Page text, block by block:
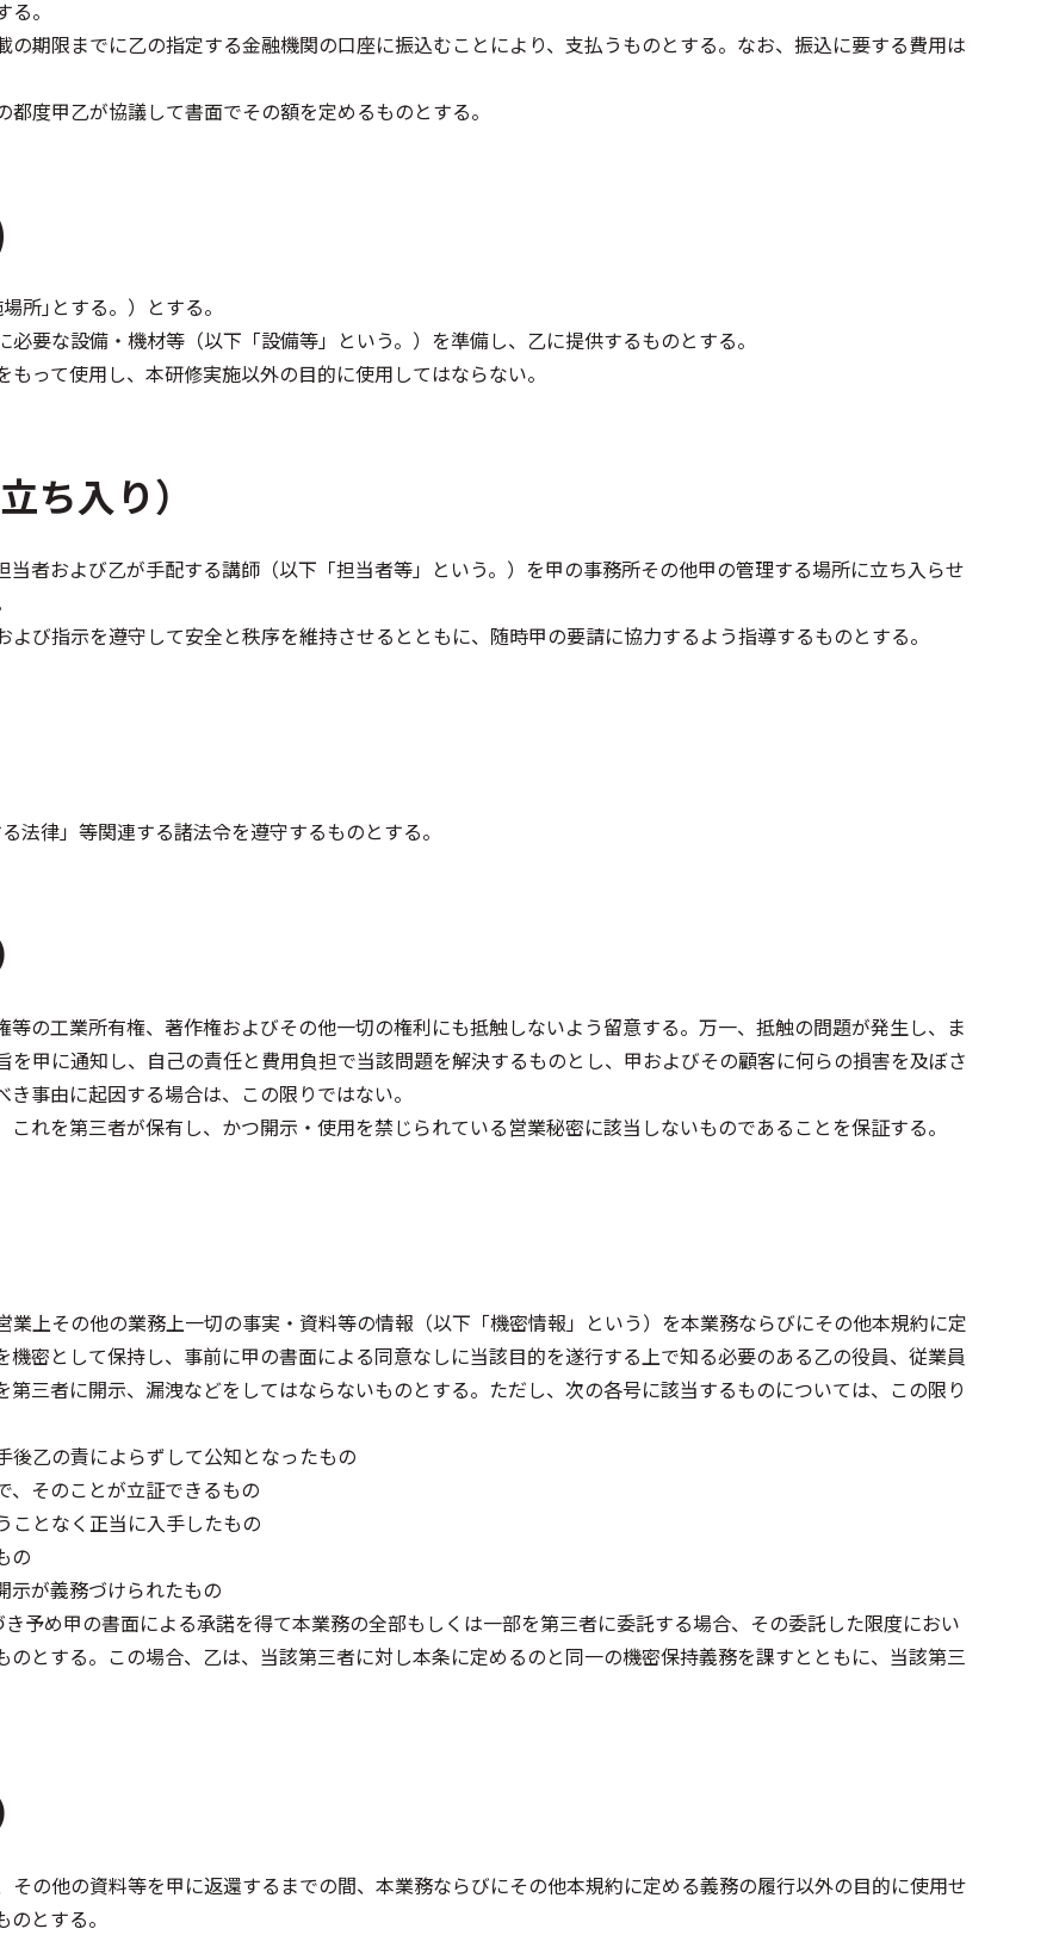
。
期限までに乙の指定する金融機関の口座に振込むことにより、支払うものとする。なお、振込に要する費用は
度甲乙が協議して書面でその額を定めるものとする。
所｣とする。）とする。
要な設備・機材等（以下「設備等」という。）を準備し、乙に提供するものとする。
って使用し、本研修実施以外の目的に使用してはならない。
ち入り）
者および乙が手配する講師（以下「担当者等」という。）を甲の事務所その他甲の管理する場所に立ち入らせ
び指示を遵守して安全と秩序を維持させるとともに、随時甲の要請に協力するよう指導するものとする。
法律」等関連する諸法令を遵守するものとする。
の工業所有権、著作権およびその他一切の権利にも抵触しないよう留意する。万一、抵触の問題が発生し、ま
甲に通知し、自己の責任と費用負担で当該問題を解決するものとし、甲およびその顧客に何らの損害を及ぼさ
事由に起因する場合は、この限りではない。
れを第三者が保有し、かつ開示・使用を禁じられている営業秘密に該当しないものであることを保証する。
上その他の業務上一切の事実・資料等の情報（以下「機密情報」という）を本業務ならびにその他本規約に定
密として保持し、事前に甲の書面による同意なしに当該目的を遂行する上で知る必要のある乙の役員、従業員
三者に開示、漏洩などをしてはならないものとする。ただし、次の各号に該当するものについては、この限り
乙の責によらずして公知となったもの
そのことが立証できるもの
となく正当に入手したもの
の
が義務づけられたもの
予め甲の書面による承諾を得て本業務の全部もしくは一部を第三者に委託する場合、その委託した限度におい
とする。この場合、乙は、当該第三者に対し本条に定めるのと同一の機密保持義務を課すとともに、当該第三
の他の資料等を甲に返還するまでの間、本業務ならびにその他本規約に定める義務の履行以外の目的に使用せ
とする。